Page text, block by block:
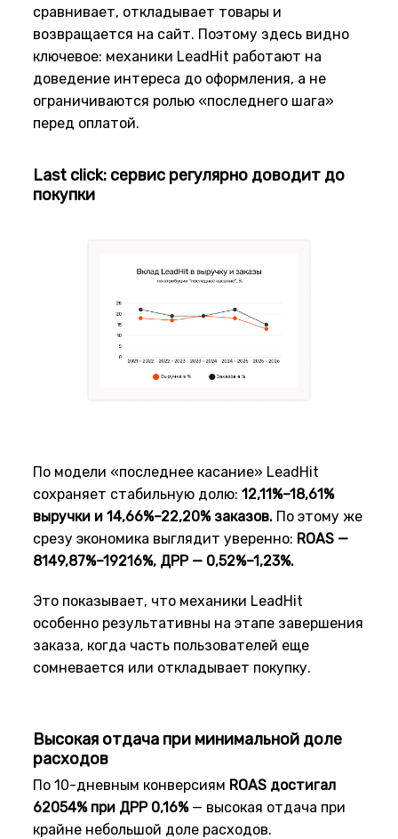
сравнивает, откладывает товары и
возвращается на сайт. Поэтому здесь видно
ключевое: механики LeadHit работают на
доведение интереса до оформления, а не
ограничиваются ролью «последнего шага»
перед оплатой.
Last click: сервис регулярно доводит до
покупки
По модели «последнее касание» LeadHit
сохраняет стабильную долю:12,11%–18,61%
выручки и 14,66%–22,20% заказов. По этому же
срезу экономика выглядит уверенно: ROAS —
8149,87%–19216%, ДРР — 0,52%–1,23%.
Это показывает, что механики LeadHit
особенно результативны на этапе завершения
заказа, когда часть пользователей еще
сомневается или откладывает покупку.
Высокая отдача при минимальной доле
расходов
По 10-дневным конверсиям ROAS достигал
62054% при ДРР 0,16%— высокая отдача при
крайне небольшой доле расходов.